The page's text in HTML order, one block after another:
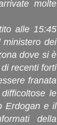
molte
alle 15:45
dei
dove si è
recenti forti
franata
le
Erdogan e il
della